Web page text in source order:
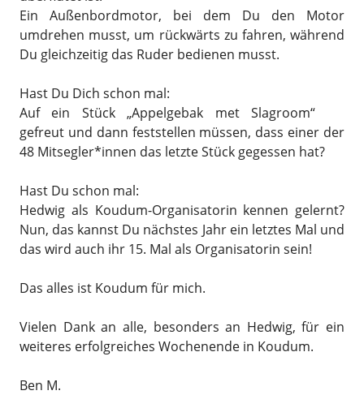
Ein Außenbordmotor, bei dem Du den Motor
umdrehen musst, um rückwärts zu fahren, während
Du gleichzeitig das Ruder bedienen musst.
Hast Du Dich schon mal:
Auf ein Stück „Appelgebak met Slagroom“
gefreut und dann feststellen müssen, dass einer der
48 Mitsegler*innen das letzte Stück gegessen hat?
Hast Du schon mal:
Hedwig als Koudum-Organisatorin kennen gelernt?
Nun, das kannst Du nächstes Jahr ein letztes Mal und
das wird auch ihr 15. Mal als Organisatorin sein!
Das alles ist Koudum für mich.
Vielen Dank an alle, besonders an Hedwig, für ein
weiteres erfolgreiches Wochenende in Koudum.
Ben M.